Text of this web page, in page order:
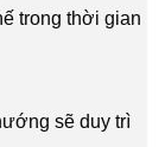
trong thời gian
sẽ duy trì